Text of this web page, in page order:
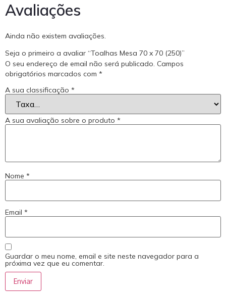
Avaliações
Ainda não existem avaliações.
Seja o primeiro a avaliar “Toalhas Mesa 70 x 70 (250)”
O seu endereço de email não será publicado. Campos
obrigatórios marcados com *
A sua classificação *
A sua avaliação sobre o produto *
Nome *
Email *
Guardar o meu nome, email e site neste navegador para a
próxima vez que eu comentar.